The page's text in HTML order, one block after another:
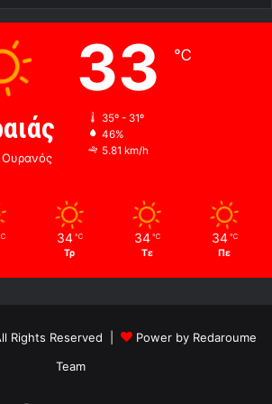
Ουρανός
33 ℃
35º - 31º
46%
5.81 km/h
34 ℃
Τρ
34 ℃
Τε
34 ℃
Πε
Rights Reserved |
Power by Redaroume
Team